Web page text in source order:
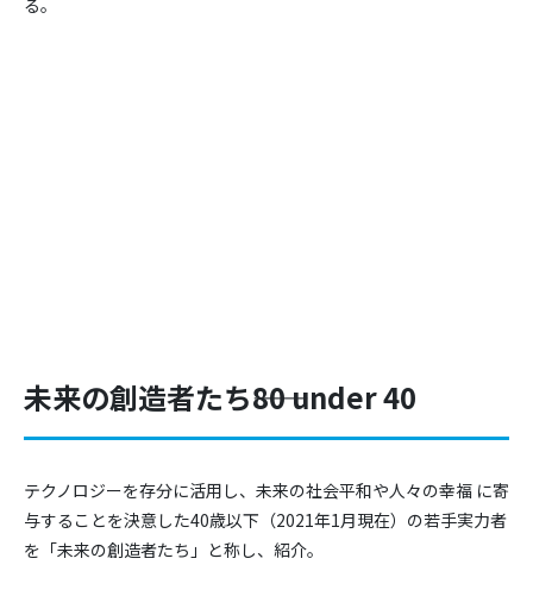
未来の創造者たち――80 under 40
テクノロジーを存分に活用し、未来の社会平和や人々の幸福 に寄
与することを決意した40歳以下（2021年1月現在）の若手実力者
を「未来の創造者たち」と称し、紹介。